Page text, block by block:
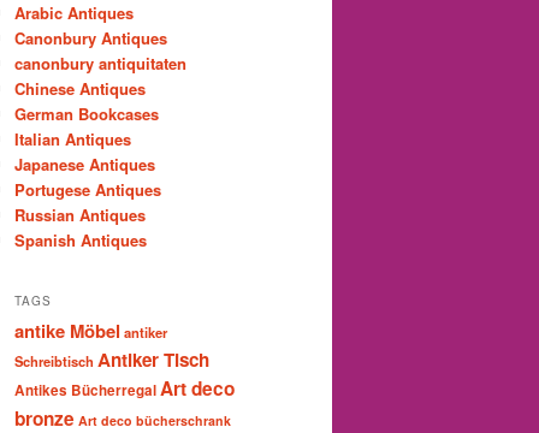
Arabic Antiques
Canonbury Antiques
canonbury antiquitaten
Chinese Antiques
German Bookcases
Italian Antiques
Japanese Antiques
Portugese Antiques
Russian Antiques
Spanish Antiques
TAGS
antike Möbel antiker
Schreibtisch Antiker Tisch
Antikes BücherregalArt deco
bronze Art deco bücherschrank